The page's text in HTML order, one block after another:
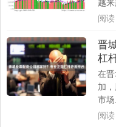
数
阅读
晋
杠
在
加
市
问
阅读